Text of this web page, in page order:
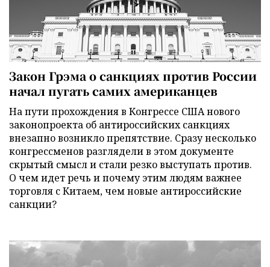
Закон Грэма о санкциях против России
начал пугать самих американцев
На пути прохождения в Конгрессе США нового
законопроекта об антироссийских санкциях
внезапно возникло препятствие. Сразу несколько
конгрессменов разглядели в этом документе
скрытый смысл и стали резко выступать против.
О чем идет речь и почему этим людям важнее
торговля с Китаем, чем новые антироссийские
санкции?